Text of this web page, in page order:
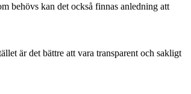
behövs kan det också finnas anledning att
är det bättre att vara transparent och sakligt